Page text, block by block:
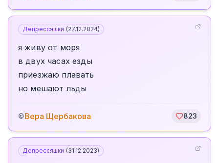
Депрессяшки (27.12.2024)
я живу от моря
в двух часах езды
приезжаю плавать
но мешают льды
©Вера Щербакова 823
Депрессяшки (31.12.2023)